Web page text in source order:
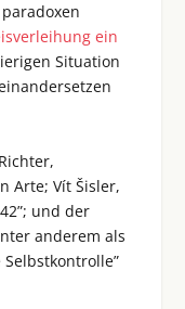
ein
Situation
Arte; Vít Šisler,
und der
anderem als
Selbstkontrolle”